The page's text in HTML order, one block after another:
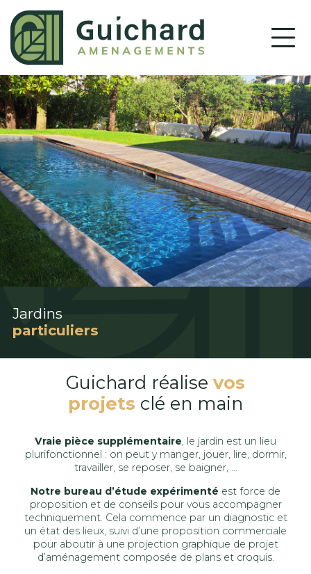
Jardins
particuliers
Guichard réalise vos
projets clé en main
Vraie pièce supplémentaire, le jardin est un lieu
plurifonctionnel : on peut y manger, jouer, lire, dormir,
travailler, se reposer, se baigner, …
Notre bureau d’étude expérimenté est force de
proposition et de conseils pour vous accompagner
techniquement. Cela commence par un diagnostic et
un état des lieux, suivi d’une proposition commerciale
pour aboutir à une projection graphique de projet
d’aménagement composée de plans et croquis.